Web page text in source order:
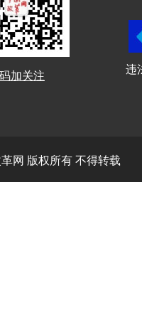
加关注
违
网 版权所有 不得转载